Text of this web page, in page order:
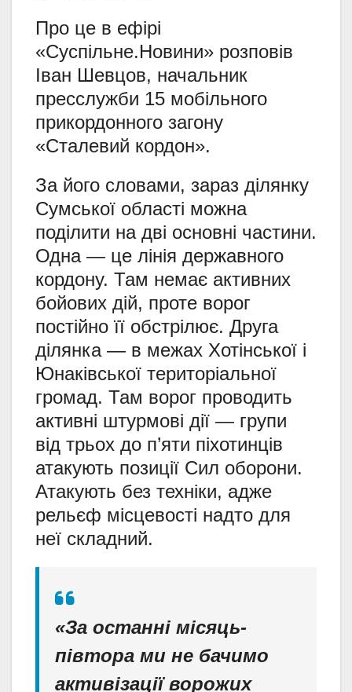
Про це в ефірі
«Суспільне.Новини» розповів
Іван Шевцов, начальник
пресслужби 15 мобільного
прикордонного загону
«Сталевий кордон».
За його словами, зараз ділянку
Сумської області можна
поділити на дві основні частини.
Одна — це лінія державного
кордону. Там немає активних
бойових дій, проте ворог
постійно її обстрілює. Друга
ділянка — в межах Хотінської і
Юнаківської територіальної
громад. Там ворог проводить
активні штурмові дії — групи
від трьох до п’яти піхотинців
атакують позиції Сил оборони.
Атакують без техніки, адже
рельєф місцевості надто для
неї складний.
«За останні місяць-
півтора ми не бачимо
активізації ворожих